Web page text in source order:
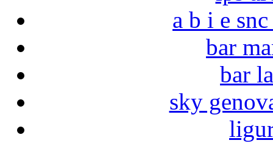
a b i e
bar
bar
sky